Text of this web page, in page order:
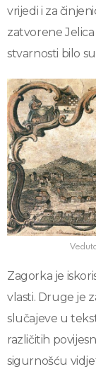
vrijedi i za
zatvorene
stvarnosti bilo
Zagorka je
vlasti. Druge je
slučajeve u
različitih
sigurnošću